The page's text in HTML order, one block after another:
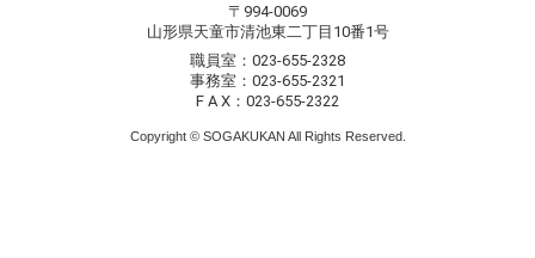
〒994-0069
山形県天童市清池東二丁目10番1号
職員室：023-655-2328
事務室：023-655-2321
F A X：023-655-2322
Copyright © SOGAKUKAN All Rights Reserved.